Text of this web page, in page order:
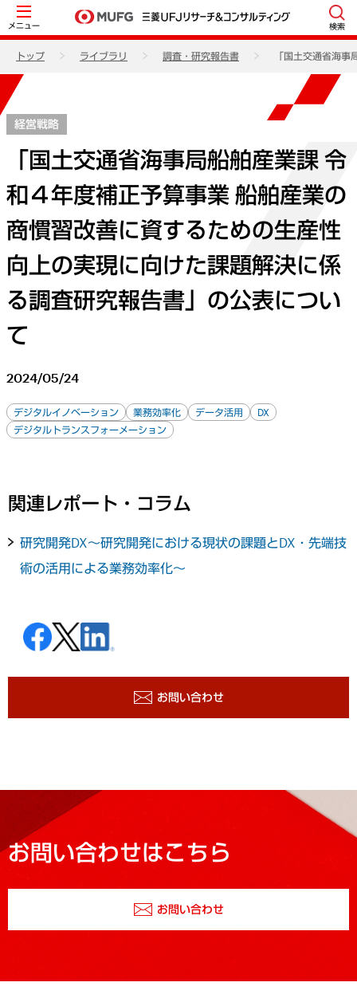
メニュー 検索
トップ ライブラリ 調査・研究報告書 「国土交通省海
経営戦略
「国土交通省海事局船舶産業課 令
和４年度補正予算事業 船舶産業の
商慣習改善に資するための生産性
向上の実現に向けた課題解決に係
る調査研究報告書」の公表につい
て
2024/05/24
デジタルイノベーション 業務効率化 データ活用
DX
デジタルトランスフォーメーション
関連レポート・コラム
研究開発DX～研究開発における現状の課題とDX・先端技
術の活用による業務効率化～
お問い合わせ
お問い合わせはこちら
お問い合わせ